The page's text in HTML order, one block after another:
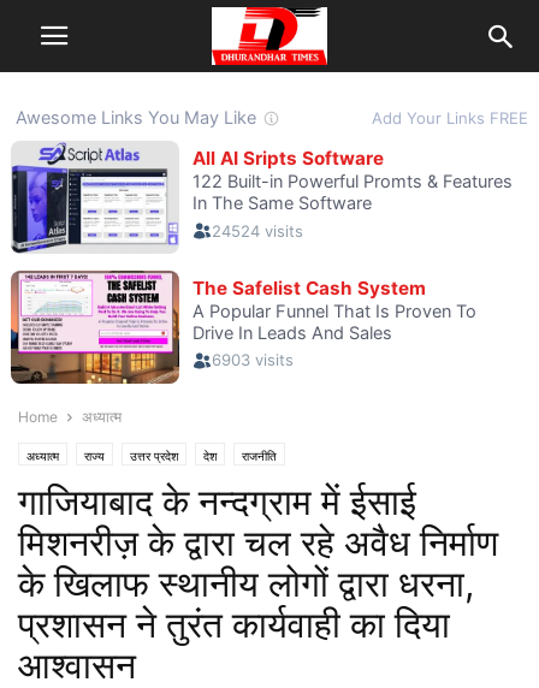
Home अध्यात्म
अध्यात्म राज्य उत्तर प्रदेश देश राजनीति
गाजियाबाद के नन्दग्राम में ईसाई
मिशनरीज़ के द्वारा चल रहे अवैध निर्माण
के खिलाफ स्थानीय लोगों द्वारा धरना,
प्रशासन ने तुरंत कार्यवाही का दिया
आश्वासन